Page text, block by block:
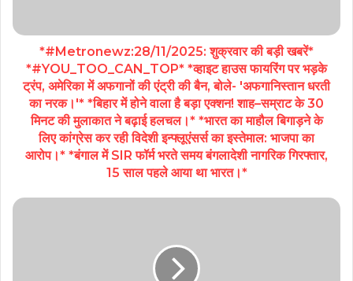
*#Metronewz:28/11/2025: शुक्रवार की बड़ी खबरें*
*#YOU_TOO_CAN_TOP* *व्हाइट हाउस फायरिंग पर भड़के
ट्रंप, अमेरिका में अफगानों की एंट्री की बैन, बोले- 'अफगानिस्तान धरती
का नरक‌।'* *बिहार में होने वाला है बड़ा एक्शन! शाह–सम्राट के 30
मिनट की मुलाकात ने बढ़ाई हलचल।* *भारत का माहौल बिगाड़ने के
लिए कांग्रेस कर रही विदेशी इन्फ्लूएंसर्स का इस्तेमाल: भाजपा का
आरोप।* *बंगाल में SIR फॉर्म भरते समय बंगलादेशी नागरिक गिरफ्तार,
15 साल पहले आया था भारत।*